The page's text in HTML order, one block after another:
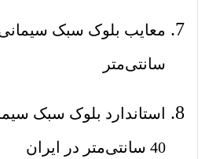
سانتی‌متر
40 سانتی‌متر در ایران